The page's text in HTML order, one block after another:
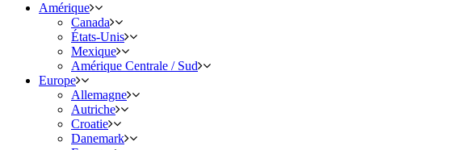
Amérique
Canada
États-Unis
Mexique
Amérique Centrale / Sud
Europe
Allemagne
Autriche
Croatie
Danemark